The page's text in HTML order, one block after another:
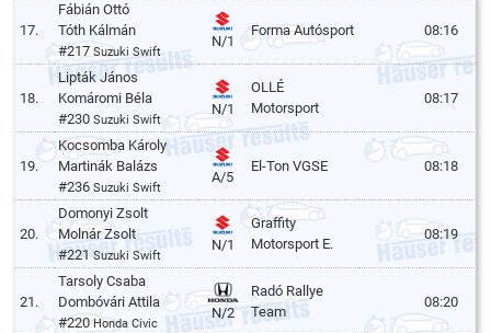
17.
Fábián Ottó
Tóth Kálmán
#217Suzuki Swift
N/1
Forma Autósport 08:16
18.
Lipták János
Komáromi Béla
#230Suzuki Swift
N/1
OLLÉ
Motorsport
08:17
19.
Kocsomba Károly
Martinák Balázs
#236Suzuki Swift
A/5
El-Ton VGSE 08:18
20.
Domonyi Zsolt
Molnár Zsolt
#221Suzuki Swift
N/1
Graffity
Motorsport E.
08:19
21.
Tarsoly Csaba
Dombóvári Attila
#220Honda Civic
N/2
Radó Rallye
Team
08:20